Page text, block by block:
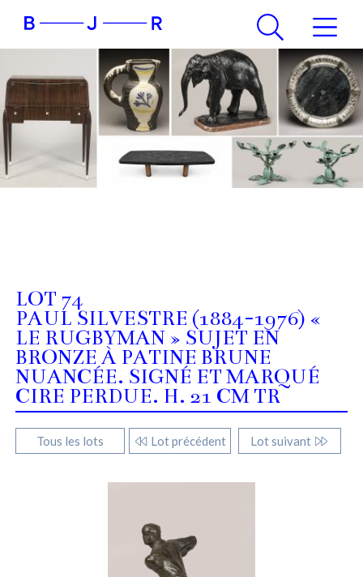
LOT 74
PAUL SILVESTRE (1884-1976) «
LE RUGBYMAN » SUJET EN
BRONZE À PATINE BRUNE
NUANCÉE. SIGNÉ ET MARQUÉ
CIRE PERDUE. H. 21 CM TR
Tous les lots Lot précédent Lot suivant